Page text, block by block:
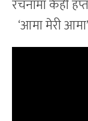
रचनामा केही
‘आमा मेरी